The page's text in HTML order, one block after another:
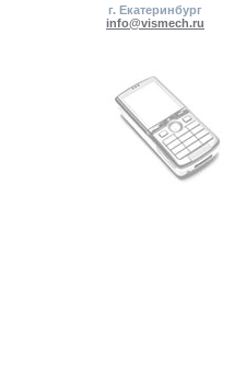
г. Екатеринбург
info@vismech.ru